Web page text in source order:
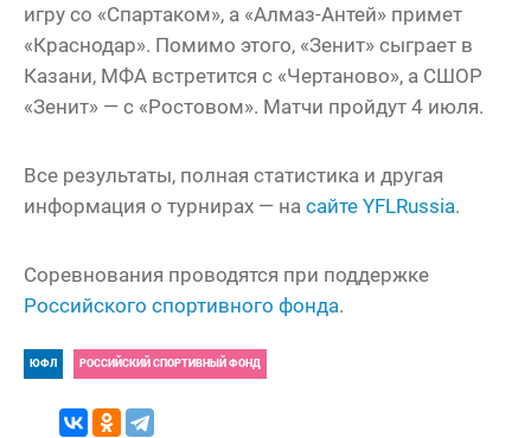
игру со «Спартаком», а «Алмаз-Антей» примет
«Краснодар». Помимо этого, «Зенит» сыграет в
Казани, МФА встретится с «Чертаново», а СШОР
«Зенит» — с «Ростовом». Матчи пройдут 4 июля.
Все результаты, полная статистика и другая
информация о турнирах — на сайте YFLRussia.
Соревнования проводятся при поддержке
Российского спортивного фонда.
ЮФЛ РОССИЙСКИЙ СПОРТИВНЫЙ ФОНД